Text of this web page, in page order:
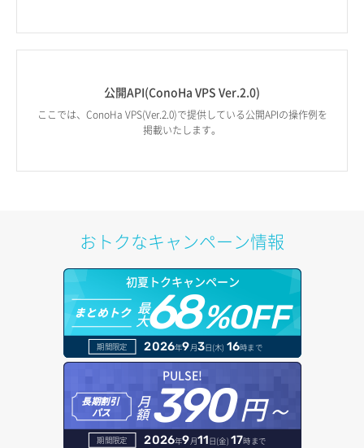
公開API(ConoHa VPS Ver.2.0)
ここでは、ConoHa VPS(Ver.2.0)で提供している公開APIの操作例を
掲載いたします。
おトクなキャンペーン情報
初夏トクキャンペーン
まとめトク 最
大68%OFF
期間限定 2026年9月3日(木) 16時まで
PULSE!
長期割引
パス
月
額390円～
期間限定 2026年9月11日(金) 17時まで